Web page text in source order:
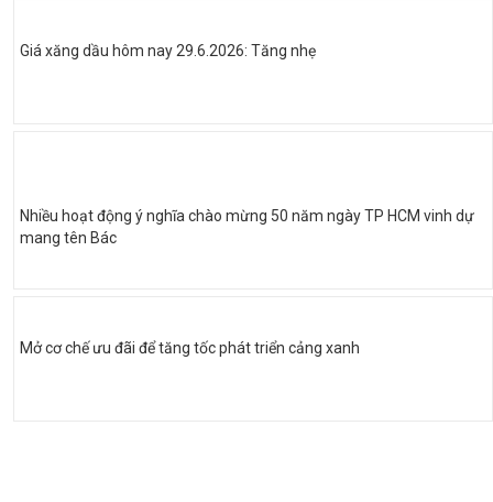
Giá xăng dầu hôm nay 29.6.2026: Tăng nhẹ
Nhiều hoạt động ý nghĩa chào mừng 50 năm ngày TP HCM vinh dự
mang tên Bác
Mở cơ chế ưu đãi để tăng tốc phát triển cảng xanh